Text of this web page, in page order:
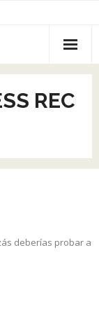
REC
deberías probar a